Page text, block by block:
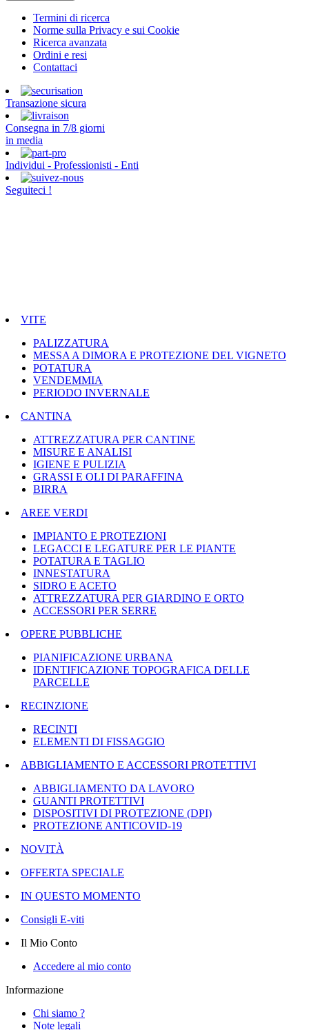
Termini di ricerca
Norme sulla Privacy e sui Cookie
Ricerca avanzata
Ordini e resi
Contattaci
Transazione sicura
Consegna in 7/8 giorni
in media
Individui - Professionisti - Enti
Seguiteci !
VITE
PALIZZATURA
MESSA A DIMORA E PROTEZIONE DEL VIGNETO
POTATURA
VENDEMMIA
PERIODO INVERNALE
CANTINA
ATTREZZATURA PER CANTINE
MISURE E ANALISI
IGIENE E PULIZIA
GRASSI E OLI DI PARAFFINA
BIRRA
AREE VERDI
IMPIANTO E PROTEZIONI
LEGACCI E LEGATURE PER LE PIANTE
POTATURA E TAGLIO
INNESTATURA
SIDRO E ACETO
ATTREZZATURA PER GIARDINO E ORTO
ACCESSORI PER SERRE
OPERE PUBBLICHE
PIANIFICAZIONE URBANA
IDENTIFICAZIONE TOPOGRAFICA DELLE
PARCELLE
RECINZIONE
RECINTI
ELEMENTI DI FISSAGGIO
ABBIGLIAMENTO E ACCESSORI PROTETTIVI
ABBIGLIAMENTO DA LAVORO
GUANTI PROTETTIVI
DISPOSITIVI DI PROTEZIONE (DPI)
PROTEZIONE ANTICOVID-19
NOVITÀ
OFFERTA SPECIALE
IN QUESTO MOMENTO
Consigli E-viti
Il Mio Conto
Accedere al mio conto
Informazione
Chi siamo ?
Note legali